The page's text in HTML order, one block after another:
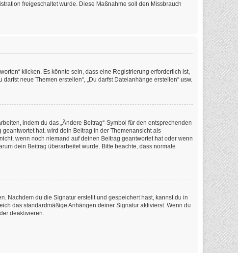
freigeschaltet wurde. Diese Maßnahme soll den Missbrauch
klicken. Es könnte sein, dass eine Registrierung erforderlich ist,
neue Themen erstellen“, „Du darfst Dateianhänge erstellen“ usw.
indem du das „Ändere Beitrag“-Symbol für den entsprechenden
hat, wird dein Beitrag in der Themenansicht als
wenn noch niemand auf deinen Beitrag geantwortet hat oder wenn
dein Beitrag überarbeitet wurde. Bitte beachte, dass normale
Nachdem du die Signatur erstellt und gespeichert hast, kannst du in
das standardmäßige Anhängen deiner Signatur aktivierst. Wenn du
deaktivieren.